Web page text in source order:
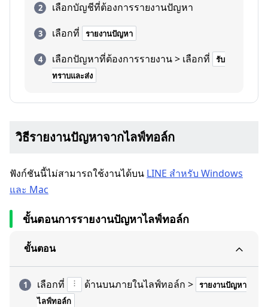
เลือกบัญชีที่ต้องการรายงานปัญหา
เลือกที่
รายงานปัญหา
เลือกปัญหาที่ต้องการรายงาน > เลือกที่
รับ
ทราบและส่ง
วิธีรายงานปัญหาจากไลฟ์ทอล์ก
ฟังก์ชันนี้ไม่สามารถใช้งานได้บน LINE สำหรับ Windows
และ Mac
ขั้นตอนการรายงานปัญหาไลฟ์ทอล์ก
ขั้นตอน
เลือกที่ ด้านบนภายในไลฟ์ทอล์ก > รายงานปัญหา
ไลฟ์ทอล์ก